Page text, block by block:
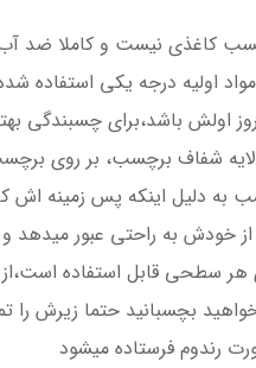
کاغذی نیست و کاملا ضد آب
اولیه درجه یکی استفاده
اولش باشد،برای چسبندگی
لایه شفاف برچسب، بر روی
به دلیل اینکه پس زمینه اش
خودش به راحتی عبور
هر سطحی قابل استفاده
بچسبانید حتما زیرش را
رندوم فرستاده میشود